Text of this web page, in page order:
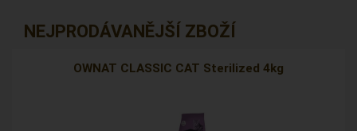
NEJPRODÁVANĚJŠÍ ZBOŽÍ
OWNAT CLASSIC CAT Sterilized 4kg